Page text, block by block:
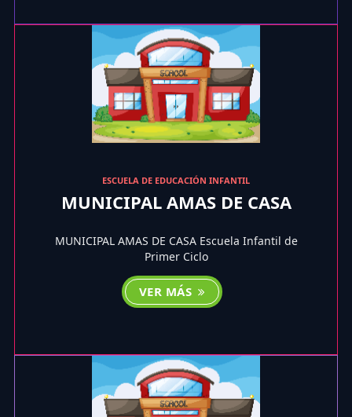
ESCUELA DE EDUCACIÓN INFANTIL
MUNICIPAL AMAS DE CASA
MUNICIPAL AMAS DE CASA Escuela Infantil de
Primer Ciclo
VER MÁS